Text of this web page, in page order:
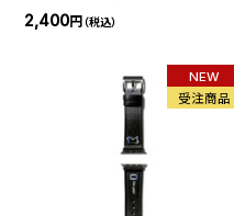
2,400円（税込）
NEW
受注商品